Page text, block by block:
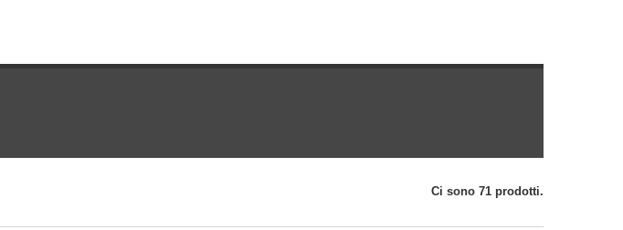
Ci sono 71 prodotti.